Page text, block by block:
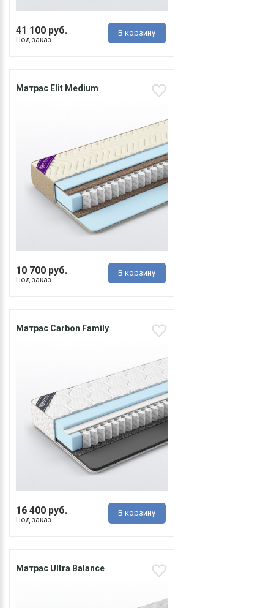
41 100 руб.
Под заказ
В корзину
Матрас Elit Medium
10 700 руб.
Под заказ
В корзину
Матрас Carbon Family
16 400 руб.
Под заказ
В корзину
Матрас Ultra Balance